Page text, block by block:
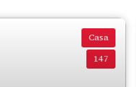
Casa
147